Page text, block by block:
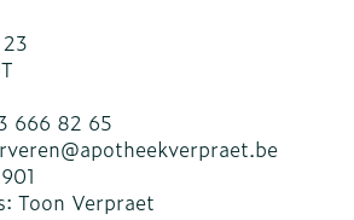
666 82 65
apotheekverpraet.be
Toon Verpraet